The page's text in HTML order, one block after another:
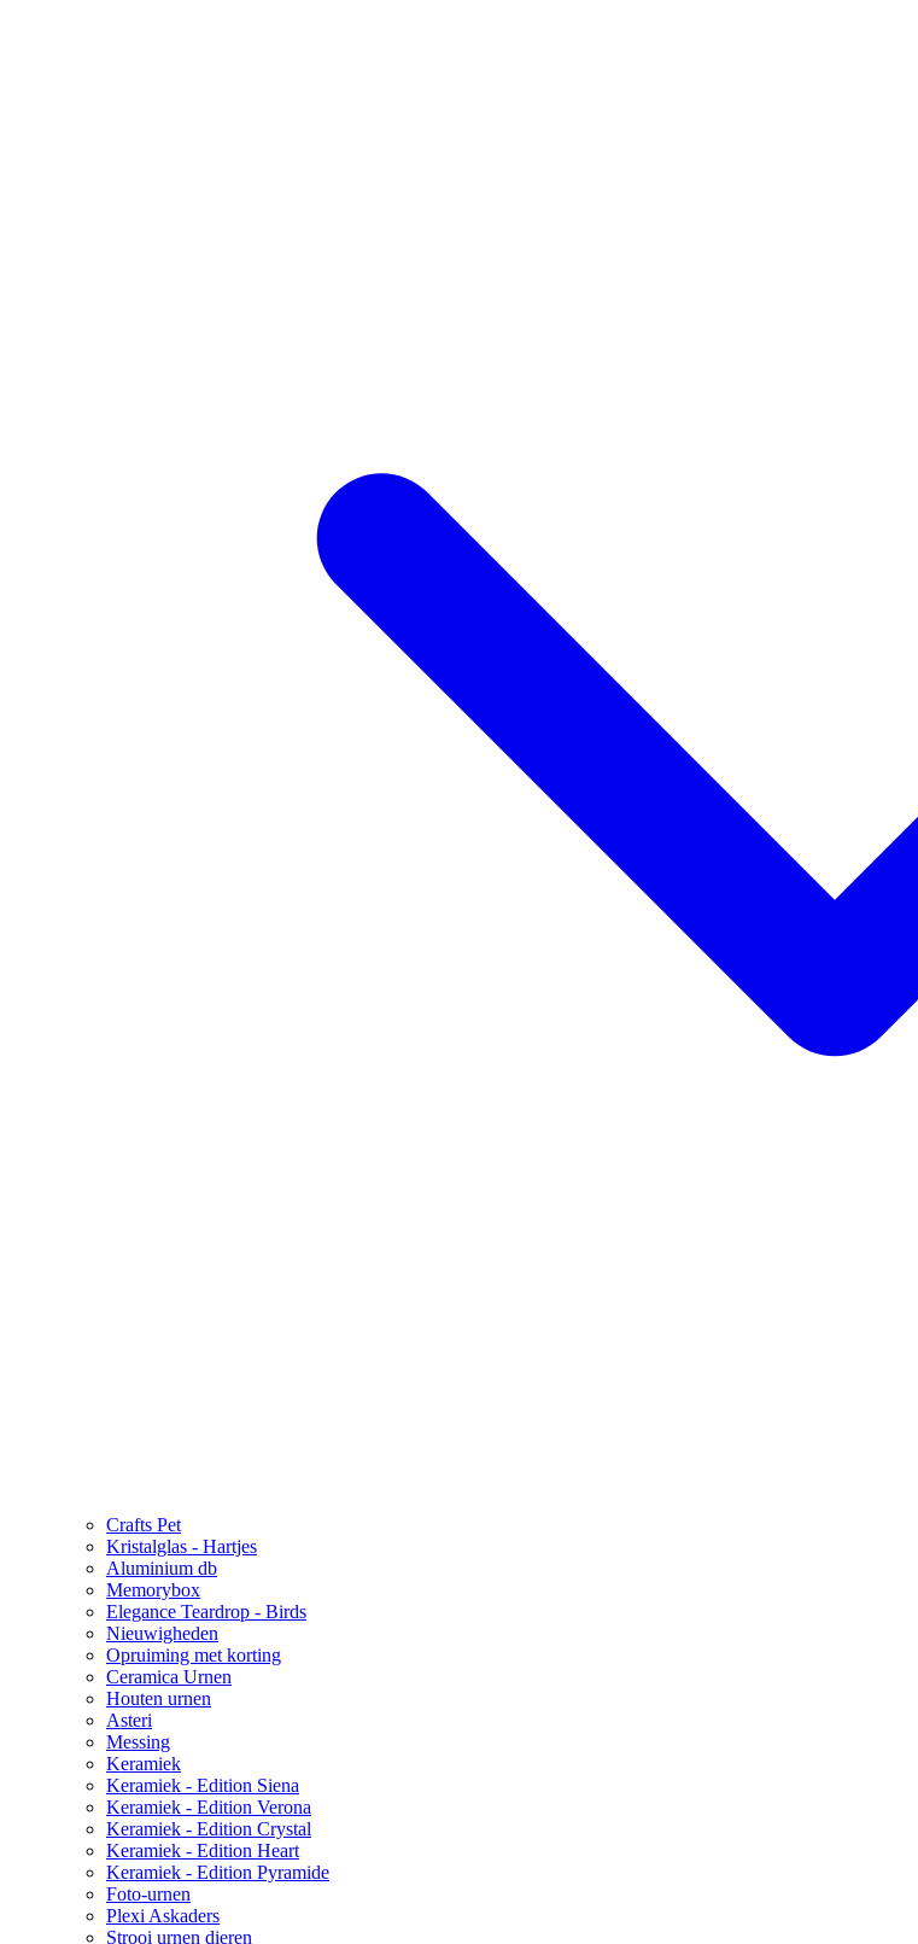
Crafts Pet
Kristalglas - Hartjes
Aluminium db
Memorybox
Elegance Teardrop - Birds
Nieuwigheden
Opruiming met korting
Ceramica Urnen
Houten urnen
Asteri
Messing
Keramiek
Keramiek - Edition Siena
Keramiek - Edition Verona
Keramiek - Edition Crystal
Keramiek - Edition Heart
Keramiek - Edition Pyramide
Foto-urnen
Plexi Askaders
Strooi urnen dieren